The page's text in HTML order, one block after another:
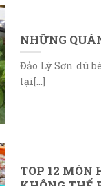
NHỮNG
Đảo Lý Sơn dù
lại[...]
TOP 12 MÓN